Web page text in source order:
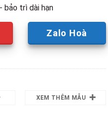
bảo trì dài hạn
Zalo Hoà
XEM THÊM MẪU